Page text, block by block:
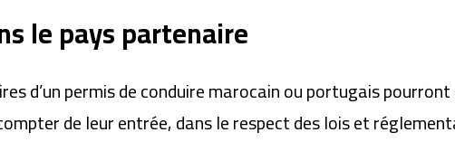
le pays partenaire
d’un permis de conduire marocain ou portugais
de leur entrée, dans le respect des lois et